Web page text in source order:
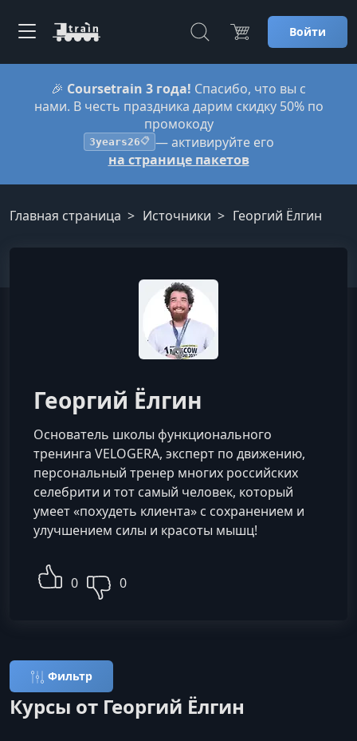
Войти
🎉 Coursetrain 3 года! Спасибо, что вы с
нами. В честь праздника дарим скидку 50% по
промокоду
3years26📋 — активируйте его
на странице пакетов
Главная страница Источники Георгий Ёлгин
Георгий Ёлгин
Основатель школы функционального
тренинга VELOGERA, эксперт по движению,
персональный тренер многих российских
селебрити и тот самый человек, который
умеет «похудеть клиента» с сохранением и
улучшением силы и красоты мышц!
0 0
Фильтр
Курсы от Георгий Ёлгин